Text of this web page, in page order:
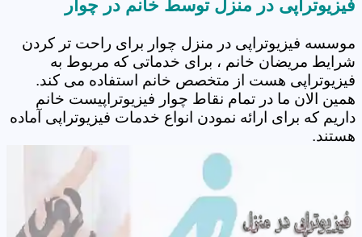
فیزیوتراپی در منزل توسط خانم در چوار
موسسه فیزیوتراپی در منزل چوار برای راحت تر کردن
شرایط مریضان خانم ، برای خدماتی که مربوط به
فیزیوتراپی هست از متخصص خانم استفاده می کند.
همین الان ما در تمام نقاط چوار فیزیوتراپیست خانم
داریم که برای ارائه نمودن انواع خدمات فیزیوتراپی آماده
هستند.